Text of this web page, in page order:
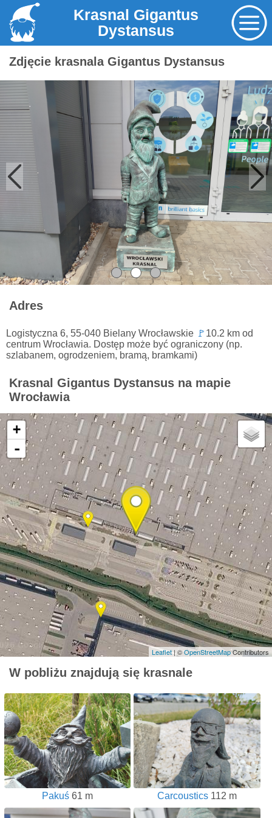
Krasnal Gigantus
Dystansus
Zdjęcie krasnala Gigantus Dystansus
Adres
Logistyczna 6, 55-040 Bielany Wrocławskie 🚩 10.2 km od
centrum Wrocławia. Dostęp może być ograniczony (np.
szlabanem, ogrodzeniem, bramą, bramkami)
Krasnal Gigantus Dystansus na mapie
Wrocławia
+
-
Leaflet| ©OpenStreetMapContributors
W pobliżu znajdują się krasnale
Pakuś 61 m Carcoustics112 m